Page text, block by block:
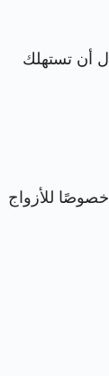
أن تستهلك
للأزواج